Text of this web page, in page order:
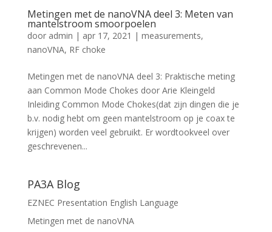
Metingen met de nanoVNA deel 3: Meten van
mantelstroom smoorpoelen
door admin | apr 17, 2021 | measurements,
nanoVNA, RF choke
Metingen met de nanoVNA deel 3: Praktische meting
aan Common Mode Chokes door Arie Kleingeld
Inleiding Common Mode Chokes(dat zijn dingen die je
b.v. nodig hebt om geen mantelstroom op je coax te
krijgen) worden veel gebruikt. Er wordtookveel over
geschrevenen...
PA3A Blog
EZNEC Presentation English Language
Metingen met de nanoVNA